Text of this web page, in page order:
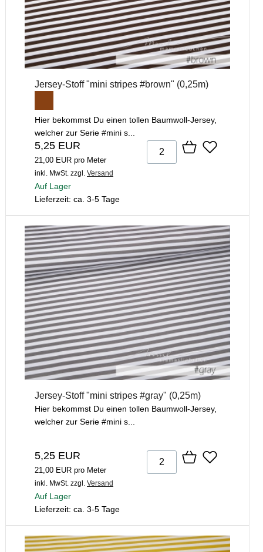
Jersey-Stoff "mini stripes #brown" (0,25m)
Hier bekommst Du einen tollen Baumwoll-Jersey,
welcher zur Serie #mini s...
5,25 EUR
21,00 EUR pro Meter
inkl. MwSt. zzgl. Versand
Auf Lager
Lieferzeit: ca. 3-5 Tage
Jersey-Stoff "mini stripes #gray" (0,25m)
Hier bekommst Du einen tollen Baumwoll-Jersey,
welcher zur Serie #mini s...
5,25 EUR
21,00 EUR pro Meter
inkl. MwSt. zzgl. Versand
Auf Lager
Lieferzeit: ca. 3-5 Tage